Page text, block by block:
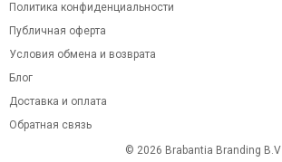
Политика конфиденциальности
Публичная оферта
Условия обмена и возврата
Блог
Доставка и оплата
Обратная связь
© 2026 Brabantia Branding B.V